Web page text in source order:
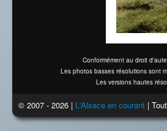
Conformément au droit
Les photos basses résolutions sont
Les versions hautes
© 2007 - 2026 | L'Alsace en courant |